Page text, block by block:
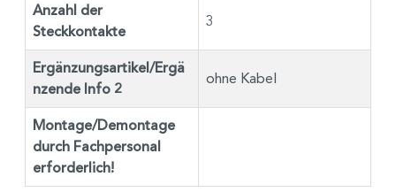
Anzahl der
Steckkontakte
3
Ergänzungsartikel/Ergä
nzende Info 2
ohne Kabel
Montage/Demontage
durch Fachpersonal
erforderlich!